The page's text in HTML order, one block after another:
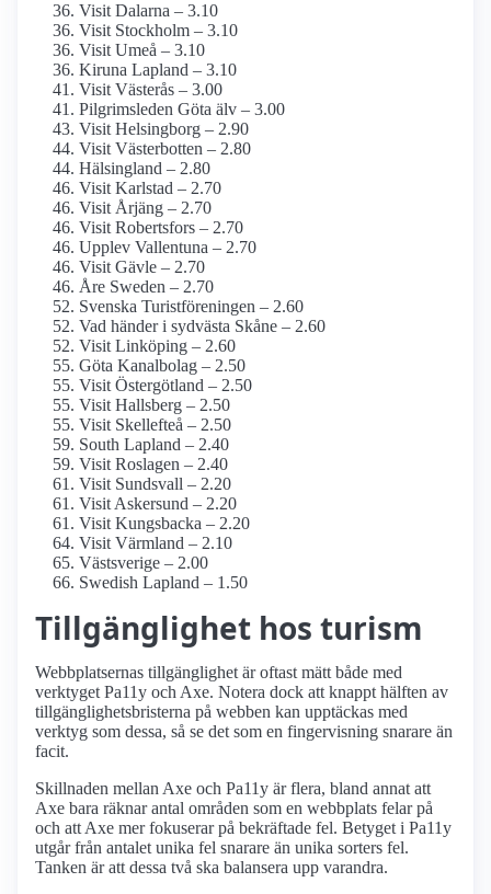
Visit Dalarna – 3.10
Visit Stockholm – 3.10
Visit Umeå – 3.10
Kiruna Lapland – 3.10
Visit Västerås – 3.00
Pilgrimsleden Göta älv – 3.00
Visit Helsingborg – 2.90
Visit Västerbotten – 2.80
Hälsingland – 2.80
Visit Karlstad – 2.70
Visit Årjäng – 2.70
Visit Robertsfors – 2.70
Upplev Vallentuna – 2.70
Visit Gävle – 2.70
Åre Sweden – 2.70
Svenska Turistföreningen – 2.60
Vad händer i sydvästa Skåne – 2.60
Visit Linköping – 2.60
Göta Kanalbolag – 2.50
Visit Östergötland – 2.50
Visit Hallsberg – 2.50
Visit Skellefteå – 2.50
South Lapland – 2.40
Visit Roslagen – 2.40
Visit Sundsvall – 2.20
Visit Askersund – 2.20
Visit Kungsbacka – 2.20
Visit Värmland – 2.10
Västsverige – 2.00
Swedish Lapland – 1.50
Tillgänglighet hos turism
Webbplatsernas tillgänglighet är oftast mätt både med
verktyget Pa11y och Axe. Notera dock att knappt hälften av
tillgänglighetsbristerna på webben kan upptäckas med
verktyg som dessa, så se det som en fingervisning snarare än
facit.
Skillnaden mellan Axe och Pa11y är flera, bland annat att
Axe bara räknar antal områden som en webbplats felar på
och att Axe mer fokuserar på bekräftade fel. Betyget i Pa11y
utgår från antalet unika fel snarare än unika sorters fel.
Tanken är att dessa två ska balansera upp varandra.